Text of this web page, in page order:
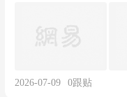
2026-07-09 0跟贴